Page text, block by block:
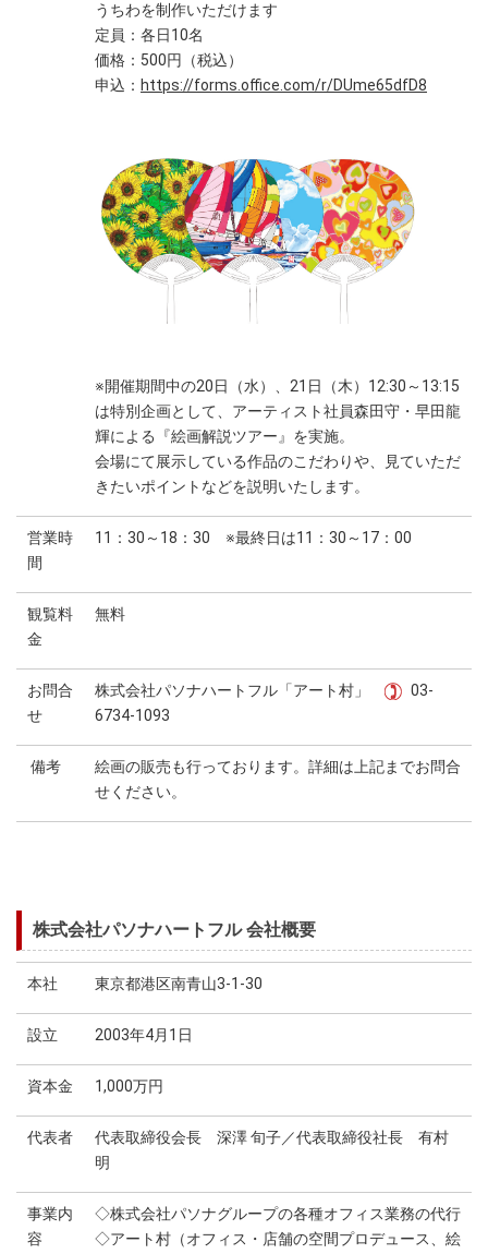
うちわを制作いただけます
定員：各日10名
価格：500円（税込）
申込： https://forms.office.com/r/DUme65dfD8
※開催期間中の20日（水）、21日（木）12:30～13:15
は特別企画として、アーティスト社員森田守・早田龍
輝による『絵画解説ツアー』を実施。
会場にて展示している作品のこだわりや、見ていただ
きたいポイントなどを説明いたします。
営業時
間
11：30～18：30 ※最終日は11：30～17：00
観覧料
金
無料
お問合
せ
株式会社パソナハートフル「アート村」
03-
6734-1093
備考
絵画の販売も行っております。詳細は上記までお問合
せください。
株式会社パソナハートフル 会社概要
本社 東京都港区南青山3-1-30
設立 2003年4月1日
資本金 1,000万円
代表者
代表取締役会長 深澤 旬子／代表取締役社長 有村
明
事業内
容
◇株式会社パソナグループの各種オフィス業務の代行
◇アート村（オフィス・店舗の空間プロデュース、絵